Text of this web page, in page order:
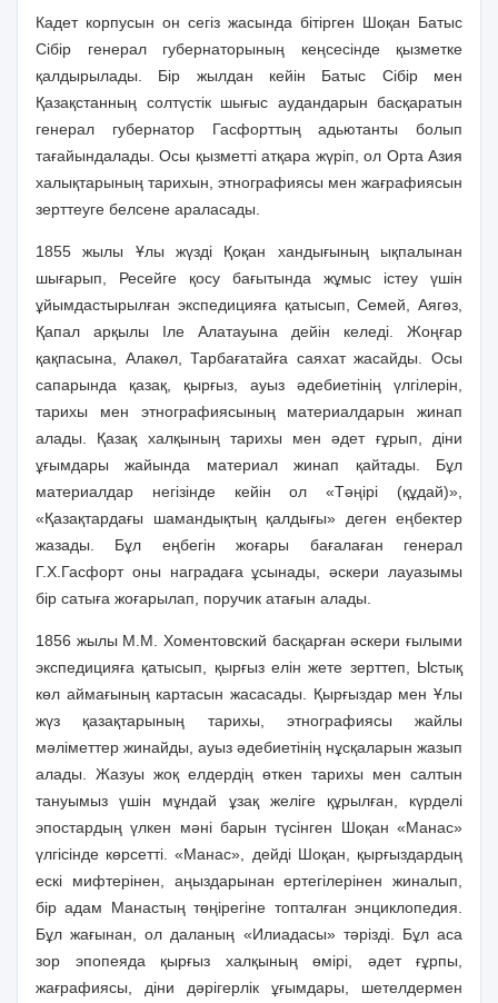
Кадет корпусын он сегіз жасында бітірген Шоқан Батыс
Сібір генерал губернаторының кеңсесінде қызметке
қалдырылады. Бір жылдан кейін Батыс Сібір мен
Қазақстанның солтүстік шығыс аудандарын басқаратын
генерал губернатор Гасфорттың адьютанты болып
тағайындалады. Осы қызметті атқара жүріп, ол Орта Азия
халықтарының тарихын, этнографиясы мен жағрафиясын
зерттеуге белсене араласады.
1855 жылы Ұлы жүзді Қоқан хандығының ықпалынан
шығарып, Ресейге қосу бағытында жұмыс істеу үшін
ұйымдастырылған экспедицияға қатысып, Семей, Аягөз,
Қапал арқылы Іле Алатауына дейін келеді. Жоңғар
қақпасына, Алакөл, Тарбағатайға саяхат жасайды. Осы
сапарында қазақ, қырғыз, ауыз әдебиетінің үлгілерін,
тарихы мен этнографиясының материалдарын жинап
алады. Қазақ халқының тарихы мен әдет ғұрып, діни
ұғымдары жайында материал жинап қайтады. Бұл
материалдар негізінде кейін ол «Тәңірі (құдай)»,
«Қазақтардағы шамандықтың қалдығы» деген еңбектер
жазады. Бұл еңбегін жоғары бағалаған генерал
Г.Х.Гасфорт оны наградаға ұсынады, әскери лауазымы
бір сатыға жоғарылап, поручик атағын алады.
1856 жылы М.М. Хоментовский басқарған әскери ғылыми
экспедицияға қатысып, қырғыз елін жете зерттеп, Ыстық
көл аймағының картасын жасасады. Қырғыздар мен Ұлы
жүз қазақтарының тарихы, этнографиясы жайлы
мәліметтер жинайды, ауыз әдебиетінің нұсқаларын жазып
алады. Жазуы жоқ елдердің өткен тарихы мен салтын
тануымыз үшін мұндай ұзақ желіге құрылған, күрделі
эпостардың үлкен мәні барын түсінген Шоқан «Манас»
үлгісінде көрсетті. «Манас», дейді Шоқан, қырғыздардың
ескі мифтерінен, аңыздарынан ертегілерінен жиналып,
бір адам Манастың төңірегіне топталған энциклопедия.
Бұл жағынан, ол даланың «Илиадасы» тәрізді. Бұл аса
зор эпопеяда қырғыз халқының өмірі, әдет ғұрпы,
жағрафиясы, діни дәрігерлік ұғымдары, шетелдермен